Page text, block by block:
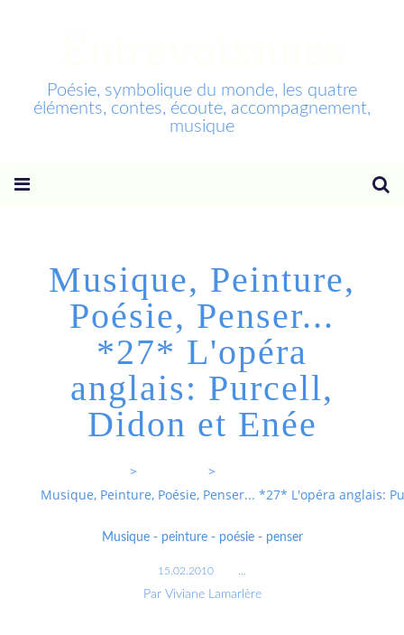
Poésie, symbolique du monde, les quatre
éléments, contes, écoute, accompagnement,
musique
Musique, Peinture,
Poésie, Penser...
*27* L'opéra
anglais: Purcell,
Didon et Enée
>
>
Musique, Peinture, Poésie, Penser... *27* L'opéra anglais:
Musique - peinture - poésie - penser
15.02.2010
Par Viviane Lamarlère